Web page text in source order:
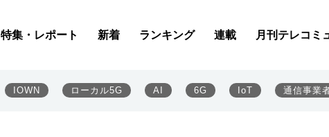
特集・レポート 新着 ランキング 連載 月刊テレコミ
IOWN ローカル5G AI 6G IoT 通信事業